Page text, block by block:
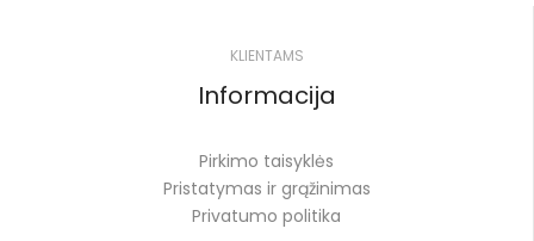
KLIENTAMS
Informacija
Pirkimo taisyklės
Pristatymas ir grąžinimas
Privatumo politika